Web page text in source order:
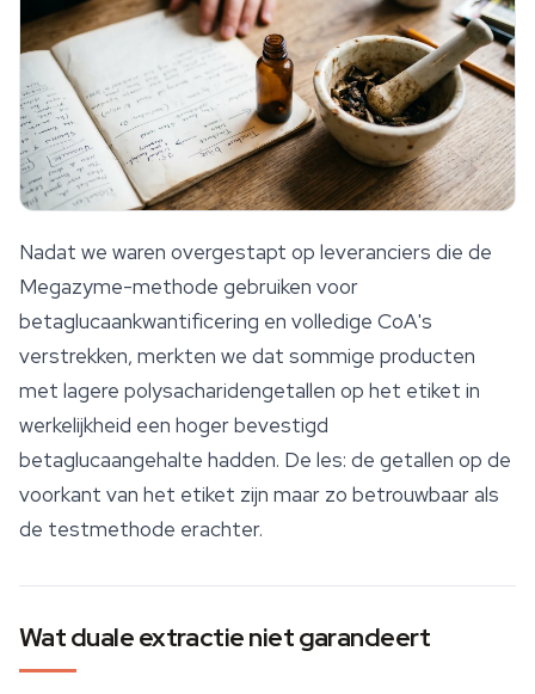
Nadat we waren overgestapt op leveranciers die de
Megazyme-methode gebruiken voor
betaglucaankwantificering en volledige CoA's
verstrekken, merkten we dat sommige producten
met lagere polysacharidengetallen op het etiket in
werkelijkheid een hoger bevestigd
betaglucaangehalte hadden. De les: de getallen op de
voorkant van het etiket zijn maar zo betrouwbaar als
de testmethode erachter.
Wat duale extractie niet garandeert